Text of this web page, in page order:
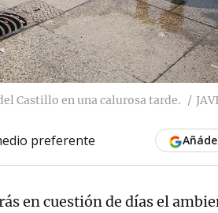
Castillo en una calurosa tarde.
preferente
en cuestión de días el